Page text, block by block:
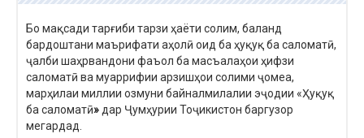
Бо мақсади тарғиби тарзи ҳаёти солим, баланд
бардоштани маърифати аҳолӣ оид ба ҳуқуқ ба саломатӣ,
ҷалби шаҳрвандони фаъол ба масъалаҳои ҳифзи
саломатӣ ва муаррифии арзишҳои солими ҷомеа,
марҳилаи миллии озмуни байналмилалии эҷодии «Ҳуқуқ
ба саломатӣ»дар Ҷумҳурии Тоҷикистон баргузор
мегардад.